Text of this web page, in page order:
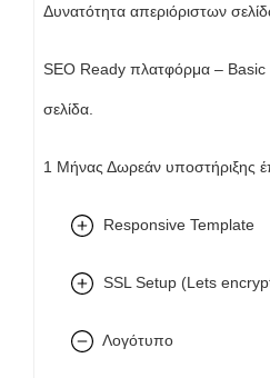
Δυνατότητα απεριόριστων
SEO Ready πλατφόρμα – Basic
σελίδα.
1 Μήνας Δωρεάν υποστήριξης
Responsive Template
SSL Setup (Lets
Λογότυπο